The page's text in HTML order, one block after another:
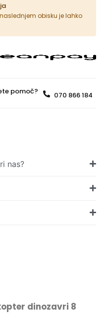
obisku je lahko
pomoč? 070 866 184
nas?
dinozavri 8